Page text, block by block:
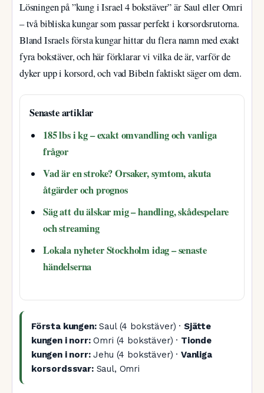
Lösningen på ”kung i Israel 4 bokstäver” är Saul eller Omri
– två bibliska kungar som passar perfekt i korsordsrutorna.
Bland Israels första kungar hittar du flera namn med exakt
fyra bokstäver, och här förklarar vi vilka de är, varför de
dyker upp i korsord, och vad Bibeln faktiskt säger om dem.
Senaste artiklar
185 lbs i kg – exakt omvandling och vanliga
frågor
Vad är en stroke? Orsaker, symtom, akuta
åtgärder och prognos
Säg att du älskar mig – handling, skådespelare
och streaming
Lokala nyheter Stockholm idag – senaste
händelserna
Första kungen:Saul (4 bokstäver) · Sjätte
kungen i norr:Omri (4 bokstäver) · Tionde
kungen i norr:Jehu (4 bokstäver) · Vanliga
korsordssvar:Saul, Omri